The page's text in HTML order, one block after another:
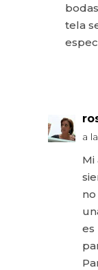
tela
a
Mi
es